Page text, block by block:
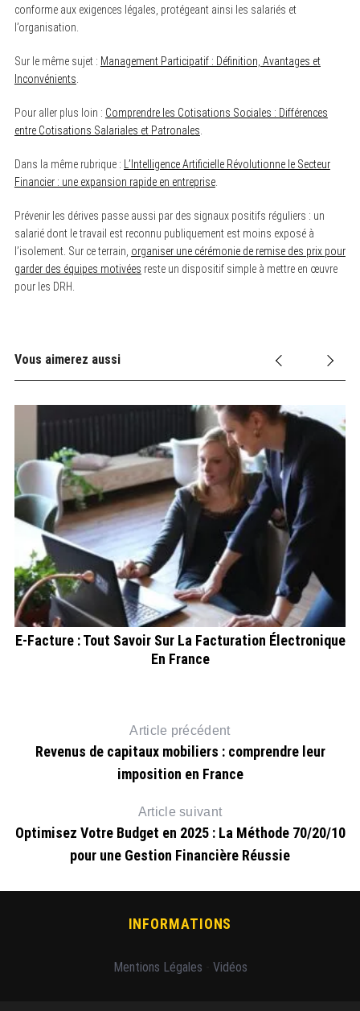
conforme aux exigences légales, protégeant ainsi les salariés et
l’organisation.
Sur le même sujet : Management Participatif : Définition, Avantages et
Inconvénients.
Pour aller plus loin : Comprendre les Cotisations Sociales : Différences
entre Cotisations Salariales et Patronales.
Dans la même rubrique : L’Intelligence Artificielle Révolutionne le Secteur
Financier : une expansion rapide en entreprise.
Prévenir les dérives passe aussi par des signaux positifs réguliers : un
salarié dont le travail est reconnu publiquement est moins exposé à
l’isolement. Sur ce terrain, organiser une cérémonie de remise des prix pour
garder des équipes motivées reste un dispositif simple à mettre en œuvre
pour les DRH.
Vous aimerez aussi
E-Facture : Tout Savoir Sur La Facturation Électronique
En France
Article précédent
Revenus de capitaux mobiliers : comprendre leur
imposition en France
Article suivant
Optimisez Votre Budget en 2025 : La Méthode 70/20/10
pour une Gestion Financière Réussie
INFORMATIONS
Mentions Légales Vidéos